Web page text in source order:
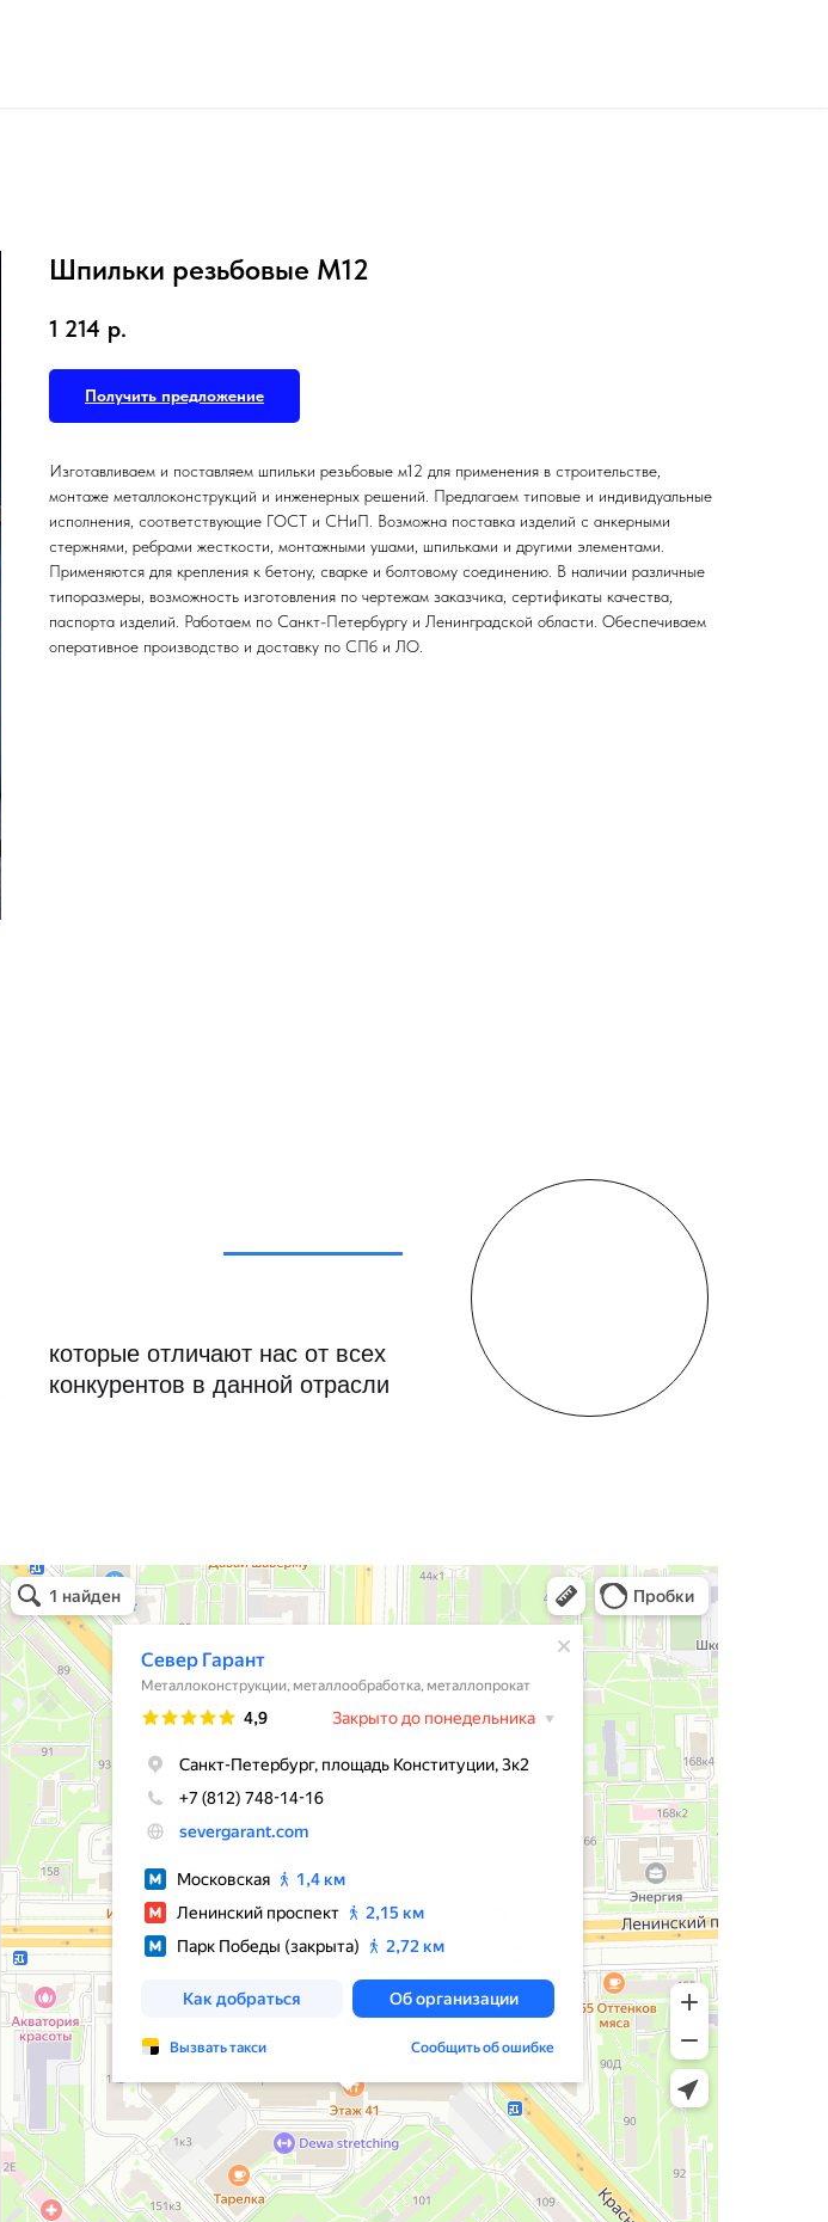
Шпильки резьбовые М12
1 214 р.
Получить предложение
Изготавливаем и поставляем шпильки резьбовые м12 для применения в строительстве,
монтаже металлоконструкций и инженерных решений. Предлагаем типовые и индивидуальные
исполнения, соответствующие ГОСТ и СНиП. Возможна поставка изделий с анкерными
стержнями, ребрами жесткости, монтажными ушами, шпильками и другими элементами.
Применяются для крепления к бетону, сварке и болтовому соединению. В наличии различные
типоразмеры, возможность изготовления по чертежам заказчика, сертификаты качества,
паспорта изделий. Работаем по Санкт-Петербургу и Ленинградской области. Обеспечиваем
оперативное производство и доставку по СПб и ЛО.
которые отличают нас от всех
конкурентов в данной отрасли
Север Гарант Групп
Металлоконструкции в Санкт‑Петербурге
Металлообработка в Санкт‑Петербурге